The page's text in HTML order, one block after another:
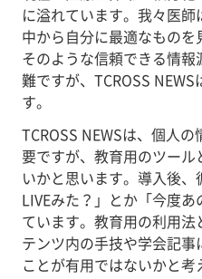
に溢れています。我々医
中から自分に最適なものを
そのような信頼できる情報
難ですが、TCROSS
す。
TCROSS NEWSは、個人
要ですが、教育用のツール
いかと思います。導入後
LIVEみた？」とか「今度
ています。教育用の利用法
テンツ内の手技や学会記事
ことが有用ではないかと考